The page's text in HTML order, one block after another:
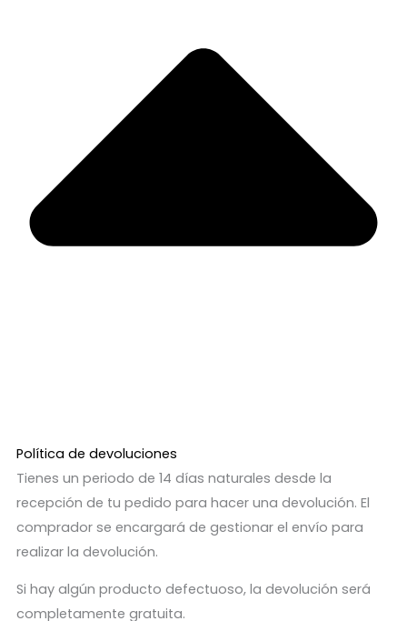
Política de devoluciones
Tienes un periodo de 14 días naturales desde la
recepción de tu pedido para hacer una devolución. El
comprador se encargará de gestionar el envío para
realizar la devolución.
Si hay algún producto defectuoso, la devolución será
completamente gratuita.